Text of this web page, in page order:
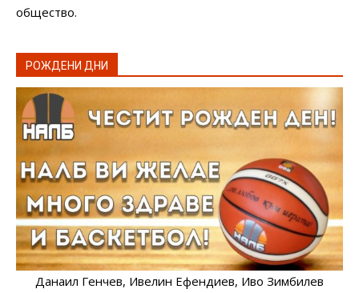
общество.
РОЖДЕНИ ДНИ
Данаил Генчев, Ивелин Ефендиев, Иво Зимбилев